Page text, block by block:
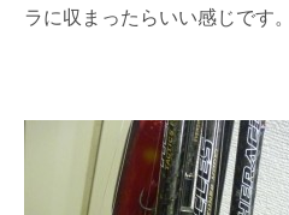
ラに収まったらいい感じです。